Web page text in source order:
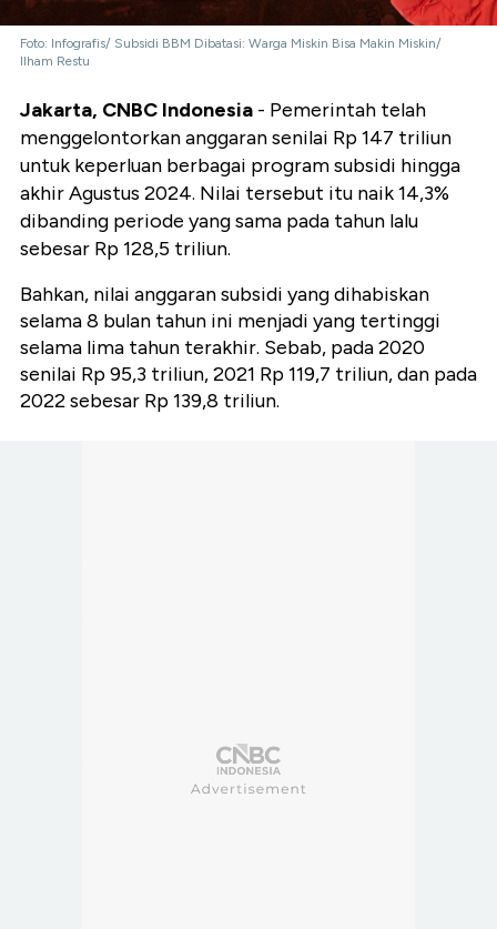
Foto: Infografis/ Subsidi BBM Dibatasi: Warga Miskin Bisa Makin Miskin/
Ilham Restu
Jakarta, CNBC Indonesia - Pemerintah telah
menggelontorkan anggaran senilai Rp 147 triliun
untuk keperluan berbagai program subsidi hingga
akhir Agustus 2024. Nilai tersebut itu naik 14,3%
dibanding periode yang sama pada tahun lalu
sebesar Rp 128,5 triliun.
Bahkan, nilai anggaran subsidi yang dihabiskan
selama 8 bulan tahun ini menjadi yang tertinggi
selama lima tahun terakhir. Sebab, pada 2020
senilai Rp 95,3 triliun, 2021 Rp 119,7 triliun, dan pada
2022 sebesar Rp 139,8 triliun.